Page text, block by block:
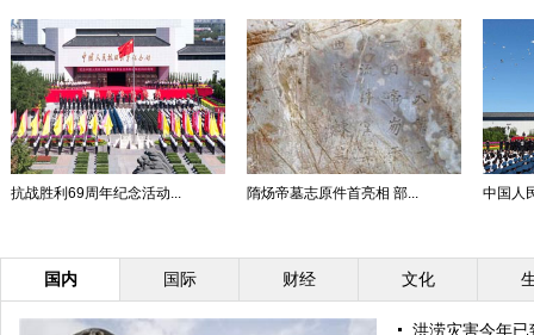
抗战胜利69周年纪念活动... 隋炀帝墓志原件首亮相 部... 中国人
国内 国际 财经 文化
洪涝灾害今年